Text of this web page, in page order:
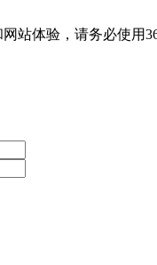
站体验，请务必使用